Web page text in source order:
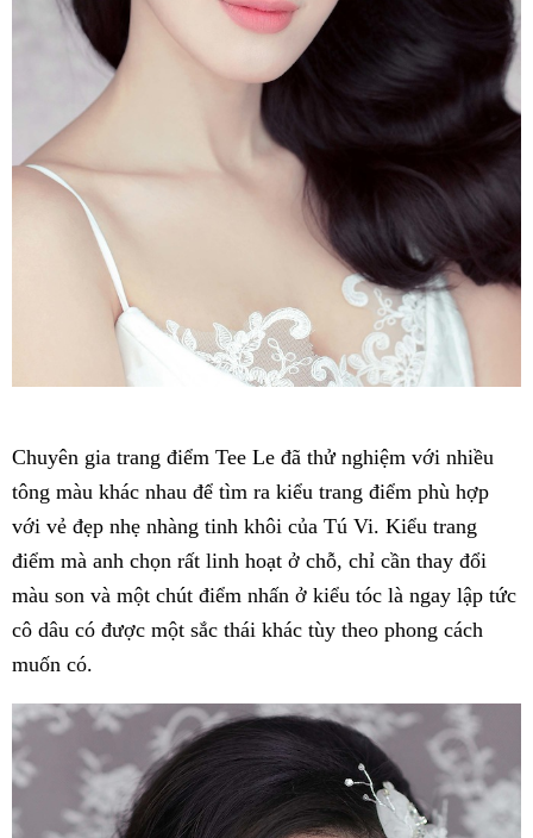
Chuyên gia trang điểm Tee Le đã thử nghiệm với nhiều
tông màu khác nhau để tìm ra kiểu trang điểm phù hợp
với vẻ đẹp nhẹ nhàng tinh khôi của Tú Vi. Kiểu trang
điểm mà anh chọn rất linh hoạt ở chỗ, chỉ cần thay đổi
màu son và một chút điểm nhấn ở kiểu tóc là ngay lập tức
cô dâu có được một sắc thái khác tùy theo phong cách
muốn có.